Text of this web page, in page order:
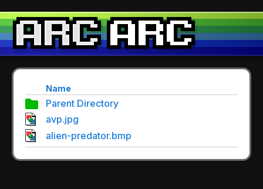
Name
Parent Directory
avp.jpg
alien-predator.bmp